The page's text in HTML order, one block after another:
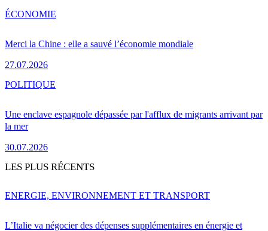
Merci la Chine : elle a sauvé l’économie mondiale
27.07.2026
ÉCONOMIE
Une enclave espagnole dépassée par l'afflux de migrants arrivant par
la mer
30.07.2026
POLITIQUE
LES PLUS RÉCENTS
L’Italie va négocier des dépenses supplémentaires en énergie et
ENERGIE, ENVIRONNEMENT ET TRANSPORT